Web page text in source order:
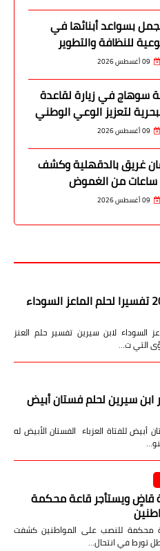
بسواعد أبنائها في
للنظافة والتطوير
09 أغسطس 2026
سوهاج في زيارة لقاعدة
لتعزيز الوعي الوطني
09 أغسطس 2026
غريق بالدقهلية وكشف
ساعات من الغموض
09 أغسطس 2026
تعرف على أهم 20 تفسيرا لحلم الماعز السوداء
لحلم الماعز السوداء لابن سيرين تفسير حلم العنز
التي ت…
سيرين لحلم فستان أبيض
للفتاة العزباء الفستان الأبيض له
قاضٍ ويستأجر قاعة محكمة
محكمة للنصب على المواطنين كشفت
تورط في انتحال…